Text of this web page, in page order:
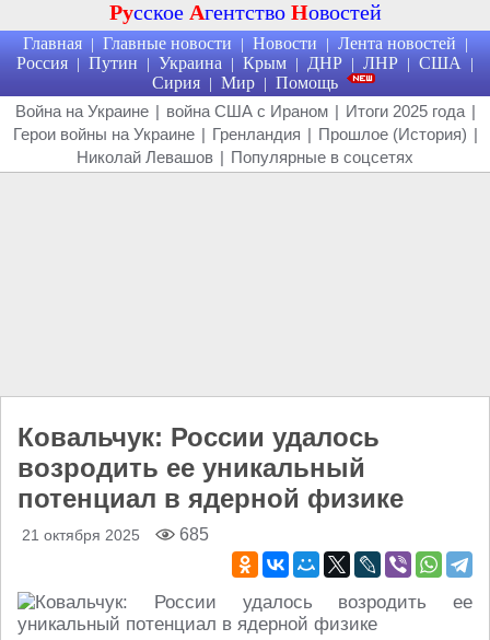
Русское Агентство Новостей
Главная | Главные новости | Новости | Лента новостей |
Россия | Путин | Украина | Крым | ДНР | ЛНР | США |
Сирия | Мир | Помощь
Война на Украине | война США с Ираном | Итоги 2025 года |
Герои войны на Украине | Гренландия | Прошлое (История) |
Николай Левашов | Популярные в соцсетях
Ковальчук: России удалось
возродить ее уникальный
потенциал в ядерной физике
21 октября 2025 685